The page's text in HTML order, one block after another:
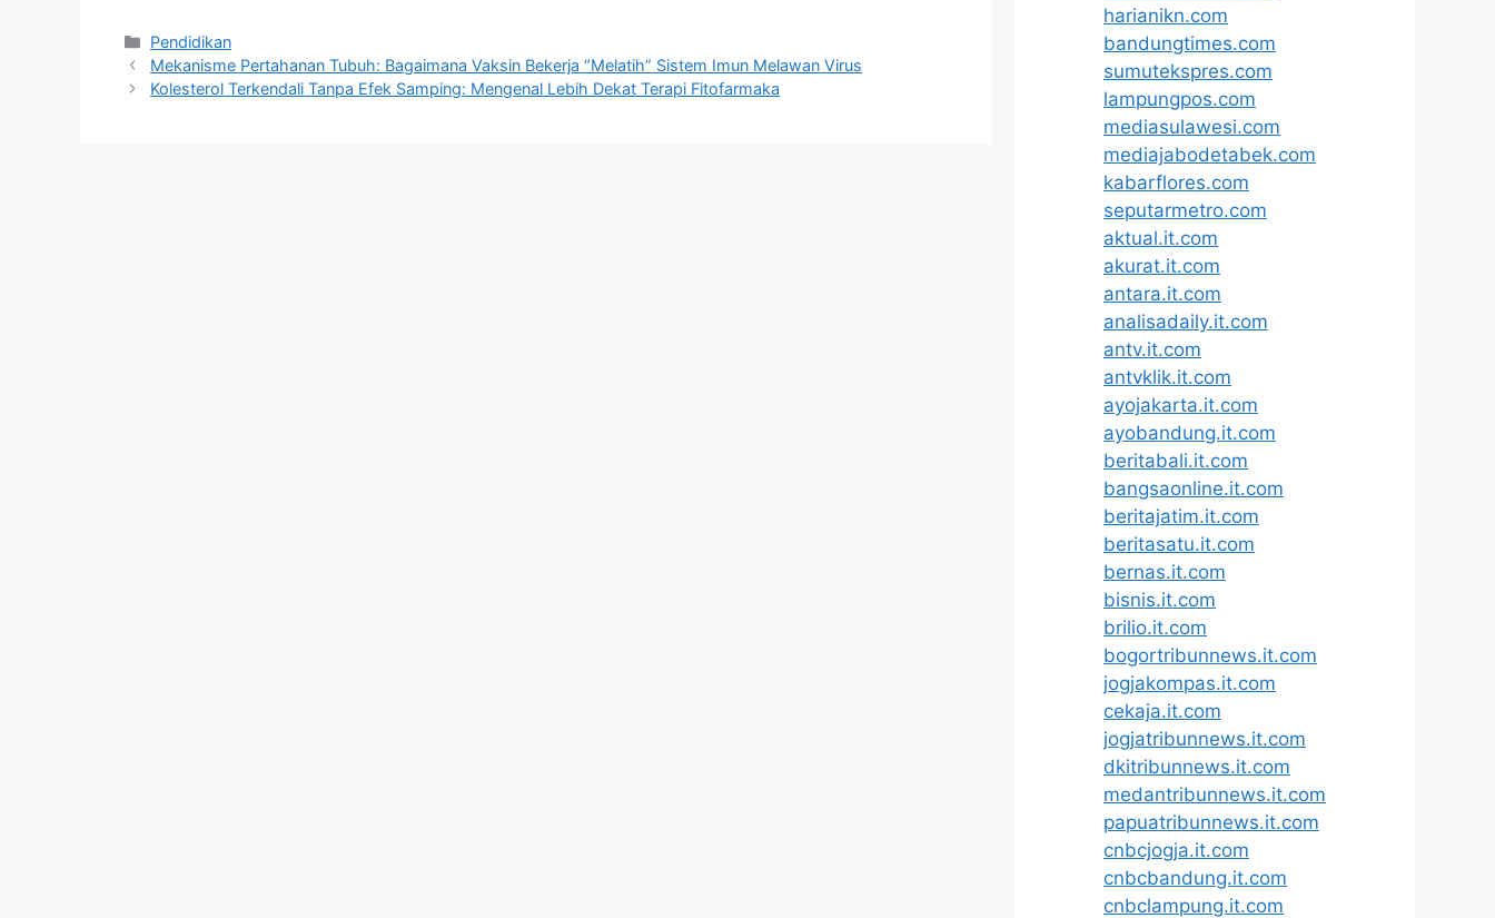
Kategori
Pendidikan
Mekanisme Pertahanan Tubuh: Bagaimana Vaksin Bekerja “Melatih” Sistem Imun Melawan Virus
Kolesterol Terkendali Tanpa Efek Samping: Mengenal Lebih Dekat Terapi Fitofarmaka
harianikn.com
bandungtimes.com
sumutekspres.com
lampungpos.com
mediasulawesi.com
mediajabodetabek.com
kabarflores.com
seputarmetro.com
aktual.it.com
akurat.it.com
antara.it.com
analisadaily.it.com
antv.it.com
antvklik.it.com
ayojakarta.it.com
ayobandung.it.com
beritabali.it.com
bangsaonline.it.com
beritajatim.it.com
beritasatu.it.com
bernas.it.com
bisnis.it.com
brilio.it.com
bogortribunnews.it.com
jogjakompas.it.com
cekaja.it.com
jogjatribunnews.it.com
dkitribunnews.it.com
medantribunnews.it.com
papuatribunnews.it.com
cnbcjogja.it.com
cnbcbandung.it.com
cnbclampung.it.com